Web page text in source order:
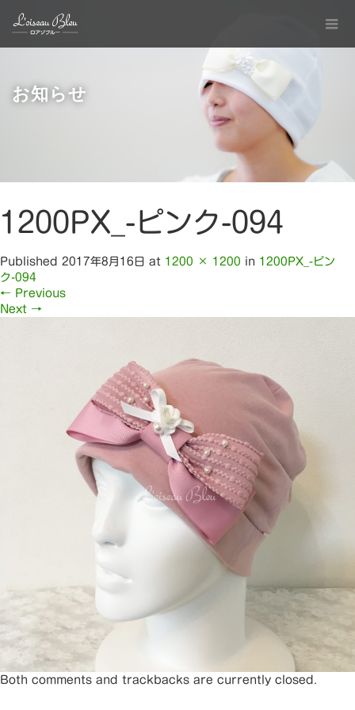
お知らせ
1200PX_-ピンク-094
Published 2017年8月16日 at 1200 × 1200 in 1200PX_-ピン
ク-094
← Previous
Next →
Both comments and trackbacks are currently closed.